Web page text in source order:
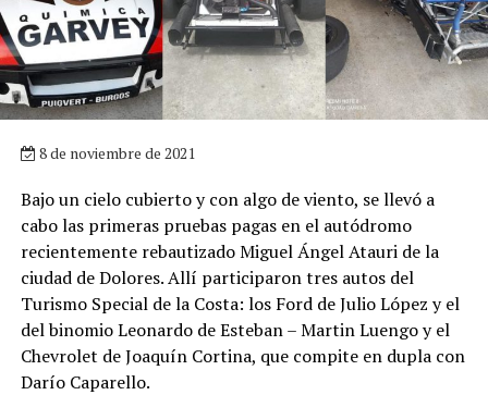
8 de noviembre de 2021
Bajo un cielo cubierto y con algo de viento, se llevó a
cabo las primeras pruebas pagas en el autódromo
recientemente rebautizado Miguel Ángel Atauri de la
ciudad de Dolores. Allí participaron tres autos del
Turismo Special de la Costa: los Ford de Julio López y el
del binomio Leonardo de Esteban – Martin Luengo y el
Chevrolet de Joaquín Cortina, que compite en dupla con
Darío Caparello.